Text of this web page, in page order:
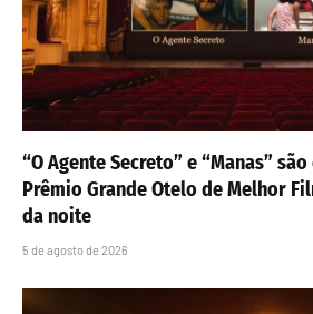
“O Agente Secreto” e “Manas”
Prêmio Grande Otelo de Melhor
da noite
5 de agosto de 2026